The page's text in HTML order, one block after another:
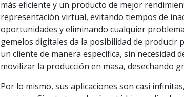
más eficiente y un producto de mejor
representación virtual, evitando tiempos de
oportunidades y eliminando cualquier
gemelos digitales da la posibilidad de producir
un cliente de manera específica, sin necesidad
movilizar la producción en masa, desechando
Por lo mismo, sus aplicaciones son casi